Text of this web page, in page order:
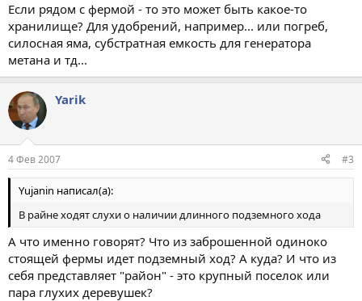
Если рядом с фермой - то это может быть какое-то
хранилище? Для удобрений, например... или погреб,
силосная яма, субстратная емкость для генератора
метана и тд...
Yarik
4 Фев 2007 #3
Yujanin написал(а):
В райне ходят слухи о наличии длинного подземного хода
А что именно говорят? Что из заброшенной одиноко
стоящей фермы идет подземный ход? А куда? И что из
себя представляет "район" - это крупный поселок или
пара глухих деревушек?